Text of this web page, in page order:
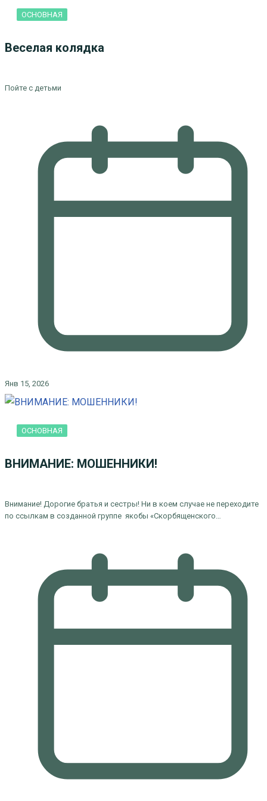
ОСНОВНАЯ
Веселая колядка
Пойте с детьми
Янв 15, 2026
ОСНОВНАЯ
ВНИМАНИЕ: МОШЕННИКИ!
Внимание! Дорогие братья и сестры! Ни в коем случае не переходите
по ссылкам в созданной группе якобы «Скорбященского…